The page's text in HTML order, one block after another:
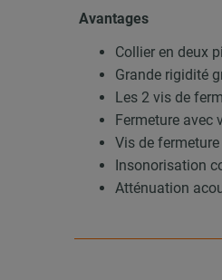
Avantages
Collier en deux
Grande rigidité
Les 2 vis de
Fermeture avec
Vis de
Insonorisation
Atténuation